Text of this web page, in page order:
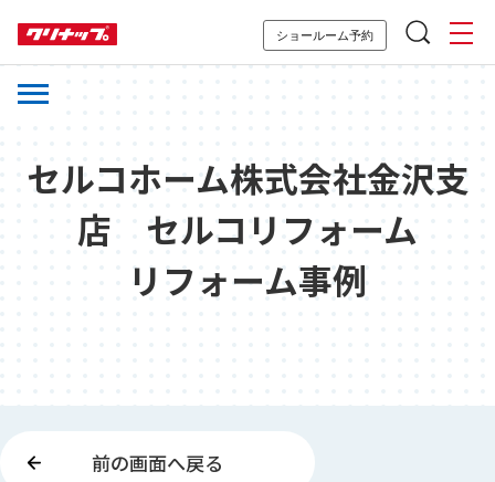
ショールーム予約
セルコホーム株式会社金沢支
店 セルコリフォーム
リフォーム事例
前の画面へ戻る